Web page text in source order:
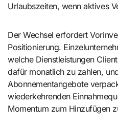
Urlaubszeiten, wenn aktives
Der Wechsel erfordert
Positionierung.
welche Dienstleistungen
dafür monatlich zu zahlen,
Abonnementangebote
wiederkehrenden
Momentum zum Hinzufügen